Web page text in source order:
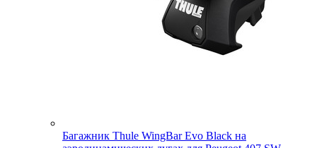
Багажник Thule WingBar Evo Black на